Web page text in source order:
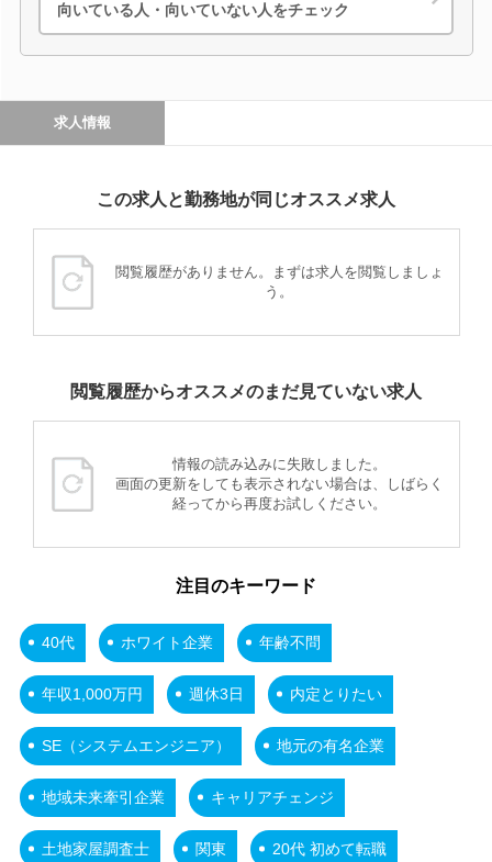
向いている人・向いていない人をチェック
求人情報
この求人と勤務地が同じオススメ求人
閲覧履歴がありません。まずは求人を閲覧しましょ
う。
閲覧履歴からオススメのまだ見ていない求人
情報の読み込みに失敗しました。
画面の更新をしても表示されない場合は、しばらく
経ってから再度お試しください。
注目のキーワード
40代 ホワイト企業 年齢不問
年収1,000万円 週休3日 内定とりたい
SE（システムエンジニア） 地元の有名企業
地域未来牽引企業 キャリアチェンジ
土地家屋調査士 関東 20代 初めて転職